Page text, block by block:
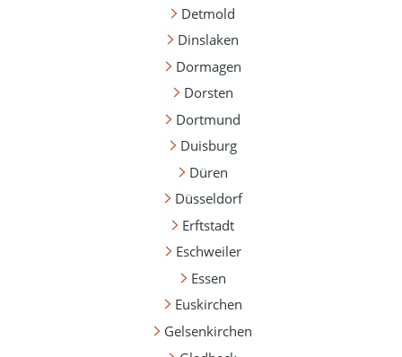
Detmold
Dinslaken
Dormagen
Dorsten
Dortmund
Duisburg
Düren
Düsseldorf
Erftstadt
Eschweiler
Essen
Euskirchen
Gelsenkirchen